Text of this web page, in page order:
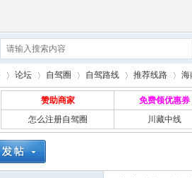
»
论坛
›
自驾圈
›
自驾路线
›
推荐线路
›
海
赞助商家 免费领优惠券
怎么注册自驾圈
川藏中线